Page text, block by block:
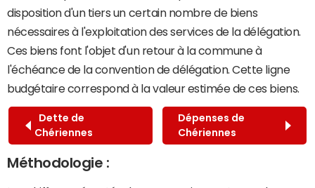
disposition d'un tiers un certain nombre de biens
nécessaires à l'exploitation des services de la délégation.
Ces biens font l'objet d'un retour à la commune à
l'échéance de la convention de délégation. Cette ligne
budgétaire correspond à la valeur estimée de ces biens.
Dette de
Chériennes
Dépenses de
Chériennes
Méthodologie :